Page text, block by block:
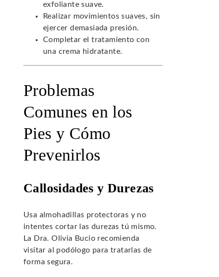
exfoliante suave.
Realizar movimientos suaves, sin
ejercer demasiada presión.
Completar el tratamiento con
una crema hidratante.
Problemas
Comunes en los
Pies y Cómo
Prevenirlos
Callosidades y Durezas
Usa almohadillas protectoras y no
intentes cortar las durezas tú mismo.
La Dra. Olivia Bucio recomienda
visitar al podólogo para tratarlas de
forma segura.